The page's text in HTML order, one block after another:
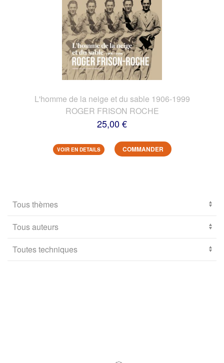
L'homme de la neige et du sable 1906-1999
ROGER FRISON ROCHE
25,00 €
VOIR EN DETAILS COMMANDER